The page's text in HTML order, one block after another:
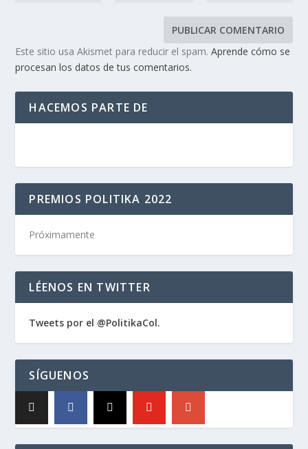
Este sitio usa Akismet para reducir el spam.Aprende cómo se
procesan los datos de tus comentarios.
HACEMOS PARTE DE
PREMIOS POLITIKA 2022
Próximamente
LÉENOS EN TWITTER
Tweets por el @PolitikaCol.
SÍGUENOS